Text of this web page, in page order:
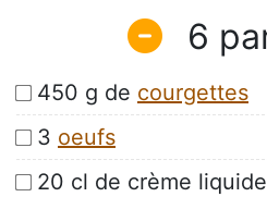
6
450 g de courgettes
3  oeufs
20 cl de crème liquide